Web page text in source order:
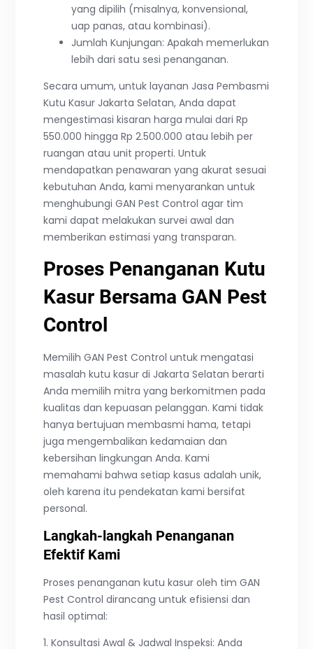
yang dipilih (misalnya, konvensional,
uap panas, atau kombinasi).
Jumlah Kunjungan: Apakah memerlukan
lebih dari satu sesi penanganan.
Secara umum, untuk layanan Jasa Pembasmi
Kutu Kasur Jakarta Selatan, Anda dapat
mengestimasi kisaran harga mulai dari Rp
550.000 hingga Rp 2.500.000 atau lebih per
ruangan atau unit properti. Untuk
mendapatkan penawaran yang akurat sesuai
kebutuhan Anda, kami menyarankan untuk
menghubungi GAN Pest Control agar tim
kami dapat melakukan survei awal dan
memberikan estimasi yang transparan.
Proses Penanganan Kutu
Kasur Bersama GAN Pest
Control
Memilih GAN Pest Control untuk mengatasi
masalah kutu kasur di Jakarta Selatan berarti
Anda memilih mitra yang berkomitmen pada
kualitas dan kepuasan pelanggan. Kami tidak
hanya bertujuan membasmi hama, tetapi
juga mengembalikan kedamaian dan
kebersihan lingkungan Anda. Kami
memahami bahwa setiap kasus adalah unik,
oleh karena itu pendekatan kami bersifat
personal.
Langkah-langkah Penanganan
Efektif Kami
Proses penanganan kutu kasur oleh tim GAN
Pest Control dirancang untuk efisiensi dan
hasil optimal:
1. Konsultasi Awal & Jadwal Inspeksi: Anda